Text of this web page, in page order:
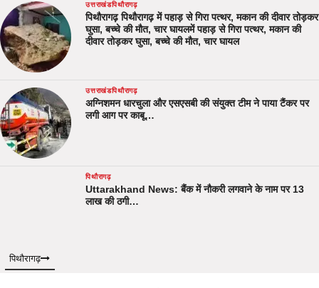
उत्तराखंडपिथौरागढ़
पिथौरागढ़ पिथौरागढ़ में पहाड़ से गिरा पत्थर, मकान की दीवार तोड़कर
घुसा, बच्चे की मौत, चार घायलमें पहाड़ से गिरा पत्थर, मकान की
दीवार तोड़कर घुसा, बच्चे की मौत, चार घायल
उत्तराखंडपिथौरागढ़
अग्निशमन धारचुला और एसएसबी की संयुक्त टीम ने पाया टैंकर पर
लगी आग पर काबू…
पिथौरागढ़
Uttarakhand News: बैंक में नौकरी लगवाने के नाम पर 13
लाख की ठगी…
पिथौरागढ़